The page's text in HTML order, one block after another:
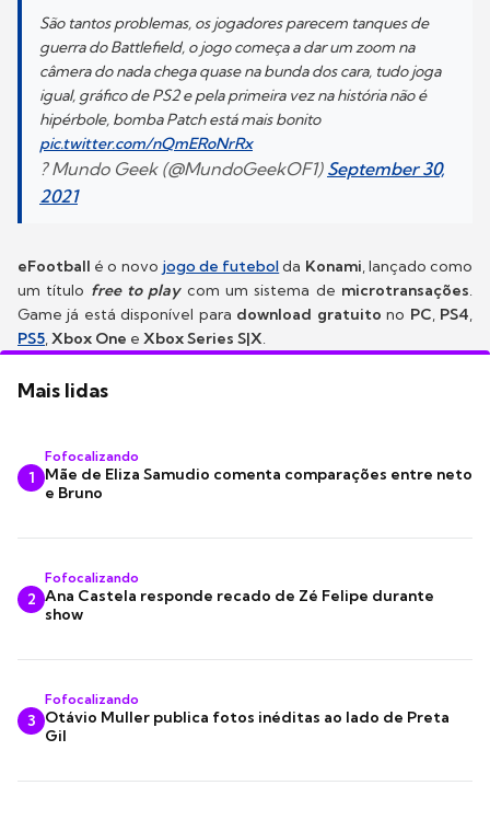
São tantos problemas, os jogadores parecem tanques de
guerra do Battlefield, o jogo começa a dar um zoom na
câmera do nada chega quase na bunda dos cara, tudo joga
igual, gráfico de PS2 e pela primeira vez na história não é
hipérbole, bomba Patch está mais bonito
pic.twitter.com/nQmERoNrRx
? Mundo Geek (@MundoGeekOF1) September 30,
2021
eFootball é o novo jogo de futebolda Konami, lançado como
um título free to play com um sistema de microtransações.
Game já está disponível para download gratuito no PC, PS4,
PS5,Xbox One e Xbox Series S|X.
Mais lidas
1
Fofocalizando
Mãe de Eliza Samudio comenta comparações entre neto
e Bruno
2
Fofocalizando
Ana Castela responde recado de Zé Felipe durante
show
3
Fofocalizando
Otávio Muller publica fotos inéditas ao lado de Preta
Gil